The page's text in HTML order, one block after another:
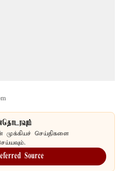
முக்கியச் செய்திகளை
Source